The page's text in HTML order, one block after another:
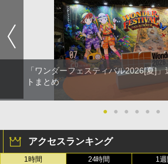
「ワンダーフェスティバル2026[夏]
トまとめ
● ● ● ● ● ●
アクセスランキング
1時間 24時間 1週